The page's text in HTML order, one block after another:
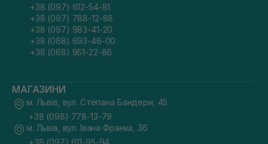
+38 (097) 612-54-81
+38 (097) 788-12-88
+38 (097) 983-41-20
+38 (068) 693-46-00
+38 (068) 951-22-86
МАГАЗИНИ
м. Львів, вул. Степана Бандери, 45
+38 (098) 778-13-79
м. Львів, вул. Івана Франка, 36
+38 (097) 611-95-94